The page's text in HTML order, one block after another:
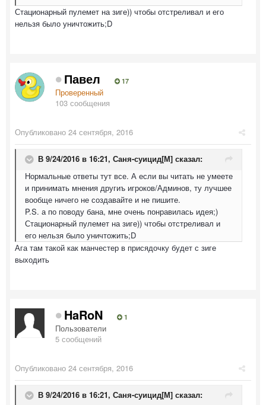
Стационарный пулемет на зиге)) чтобы отстреливал и его
нельзя было уничтожить;D
Павел 17
Проверенный
103 сообщения
Опубликовано 24 сентября, 2016
В 9/24/2016 в 16:21, Саня-суицид[М] сказал:
Нормальные ответы тут все. А если вы читать не умеете
и принимать мнения другиъ игроков/Админов, ту лучшее
вообще ничего не создавайте и не пишите.
P.S. а по поводу бана, мне очень понравилась идея;)
Стационарный пулемет на зиге)) чтобы отстреливал и
его нельзя было уничтожить;D
Ага там такой как манчестер в присядочку будет с зиге
выходить
HaRoN 1
Пользователи
5 сообщений
Опубликовано 24 сентября, 2016
В 9/24/2016 в 16:21, Саня-суицид[М] сказал: